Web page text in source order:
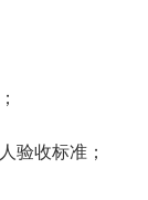
验收标准；